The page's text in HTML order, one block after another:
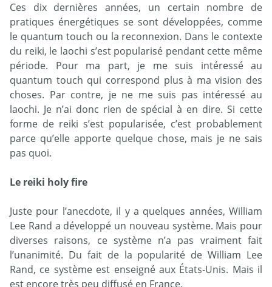
Ces dix dernières années, un certain nombre de
pratiques énergétiques se sont développées, comme
le quantum touch ou la reconnexion. Dans le contexte
du reiki, le laochi s’est popularisé pendant cette même
période. Pour ma part, je me suis intéressé au
quantum touch qui correspond plus à ma vision des
choses. Par contre, je ne me suis pas intéressé au
laochi. Je n’ai donc rien de spécial à en dire. Si cette
forme de reiki s’est popularisée, c’est probablement
parce qu’elle apporte quelque chose, mais je ne sais
pas quoi.
Le reiki holy fire
Juste pour l’anecdote, il y a quelques années, William
Lee Rand a développé un nouveau système. Mais pour
diverses raisons, ce système n’a pas vraiment fait
l’unanimité. Du fait de la popularité de William Lee
Rand, ce système est enseigné aux États-Unis. Mais il
est encore très peu diffusé en France.